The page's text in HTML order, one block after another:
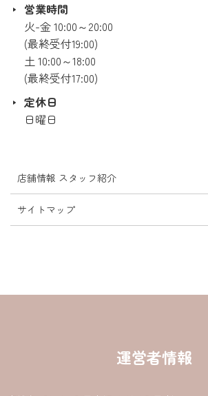
営業時間
火-金 10:00～20:00
(最終受付19:00)
土 10:00～18:00
(最終受付17:00)
定休日
日曜日
店舗情報 スタッフ紹介
サイトマップ
運営者情報